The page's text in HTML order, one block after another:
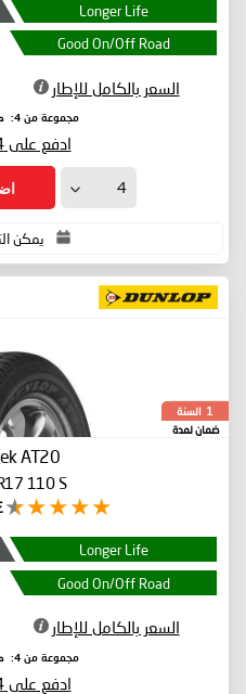
Longer Life
Good On/Off Road
السعر بالكامل للإطار
مجموعة من 4:
ادفع على 4 أقساط
يمكن
1 السنة
ضمان لمدة
AT20
110 S
Longer Life
Good On/Off Road
السعر بالكامل للإطار
مجموعة من 4:
ادفع على 4 أقساط